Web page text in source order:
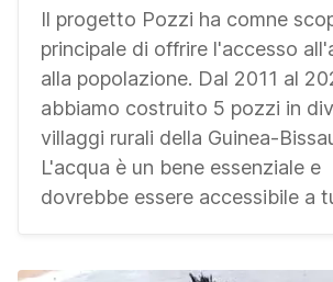
Il progetto Pozzi ha comne
principale di offrire l'accesso
alla popolazione. Dal 2011 al
abbiamo costruito 5 pozzi in
villaggi rurali della Guinea-
L'acqua è un bene essenziale e
dovrebbe essere accessibile a